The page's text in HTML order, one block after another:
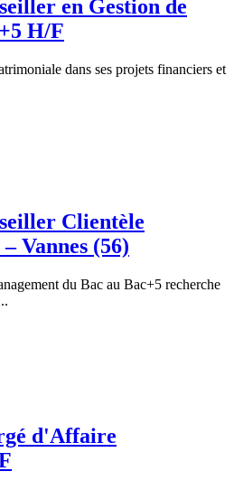
en Gestion de
H/F
dans ses projets financiers et
Clientèle
Vannes (56)
du Bac au Bac+5 recherche
d'Affaire